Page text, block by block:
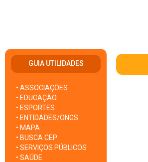
GUIA UTILIDADES
• ASSOCIAÇÕES
• EDUCAÇÃO
• ESPORTES
• ENTIDADES/ONGS
• MAPA
• BUSCA CEP
• SERVIÇOS PÚBLICOS
• SAÚDE